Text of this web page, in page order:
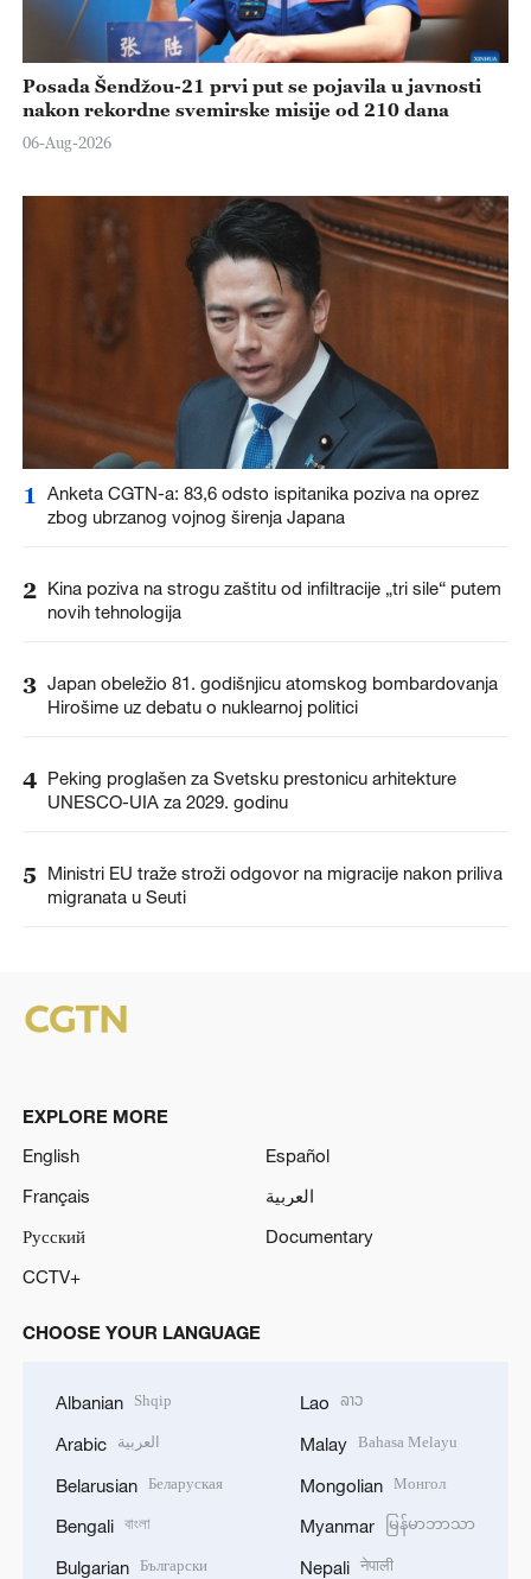
Posada Šendžou-21 prvi put se pojavila u javnosti
nakon rekordne svemirske misije od 210 dana
06-Aug-2026
1
Anketa CGTN-a: 83,6 odsto ispitanika poziva na oprez
zbog ubrzanog vojnog širenja Japana
2 Kina poziva na strogu zaštitu od infiltracije „tri sile“ putem
novih tehnologija
3 Japan obeležio 81. godišnjicu atomskog bombardovanja
Hirošime uz debatu o nuklearnoj politici
4 Peking proglašen za Svetsku prestonicu arhitekture
UNESCO-UIA za 2029. godinu
5
Ministri EU traže stroži odgovor na migracije nakon priliva
migranata u Seuti
EXPLORE MORE
English
Español
Français
العربية
Русский
Documentary
CCTV+
CHOOSE YOUR LANGUAGE
Albanian Shqip
Arabic العربية
Belarusian Беларуская
Bengali বাংলা
Bulgarian Български
Lao ລາວ
Malay Bahasa Melayu
Mongolian Монгол
Myanmar မြန်မာဘာသာ
Nepali नेपाली